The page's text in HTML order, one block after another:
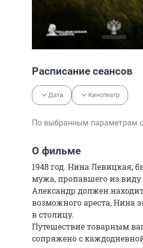
Расписание сеансов
Дата Кинотеатр
По выбранным параметрам
О фильме
1948 год. Нина Левицкая,
мужа, пропавшего из виду
Александр должен
возможного ареста, Нина
в столицу.
Путешествие товарным
сопряжено с